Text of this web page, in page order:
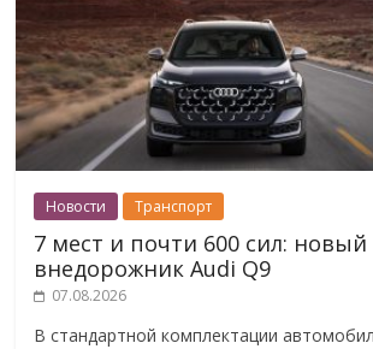
Новости Транспорт
7 мест и почти 600 сил: новый
внедорожник Audi Q9
07.08.2026
В стандартной комплектации